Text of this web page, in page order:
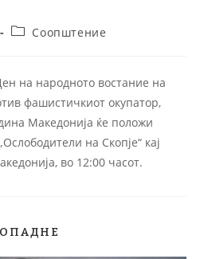
Соопштение
на народното востание на
фашистичкиот окупатор,
Македонија ќе положи
на Скопје“ кај
во 12:00 часот.